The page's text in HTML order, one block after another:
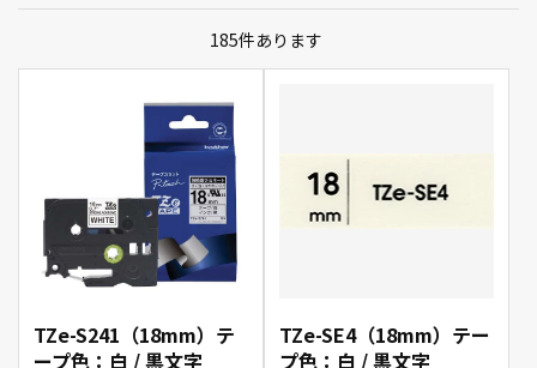
185件あります
TZe-S241（18mm）テ
ープ色：白 / 黒文字
TZe-SE4（18mm）テー
プ色：白 / 黒文字